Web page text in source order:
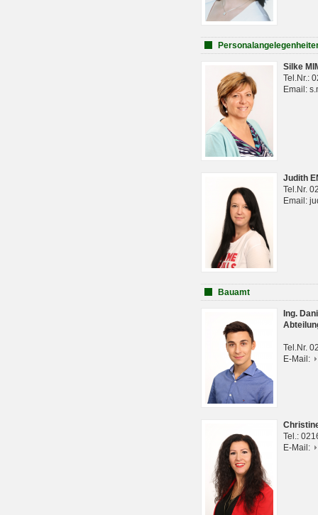
Silke
Tel.Nr.:
Email:
Judith
Tel.Nr.
Email:
Bauamt
Ing.
Tel.Nr.
E-Mail:
Tel.:
E-Mail: